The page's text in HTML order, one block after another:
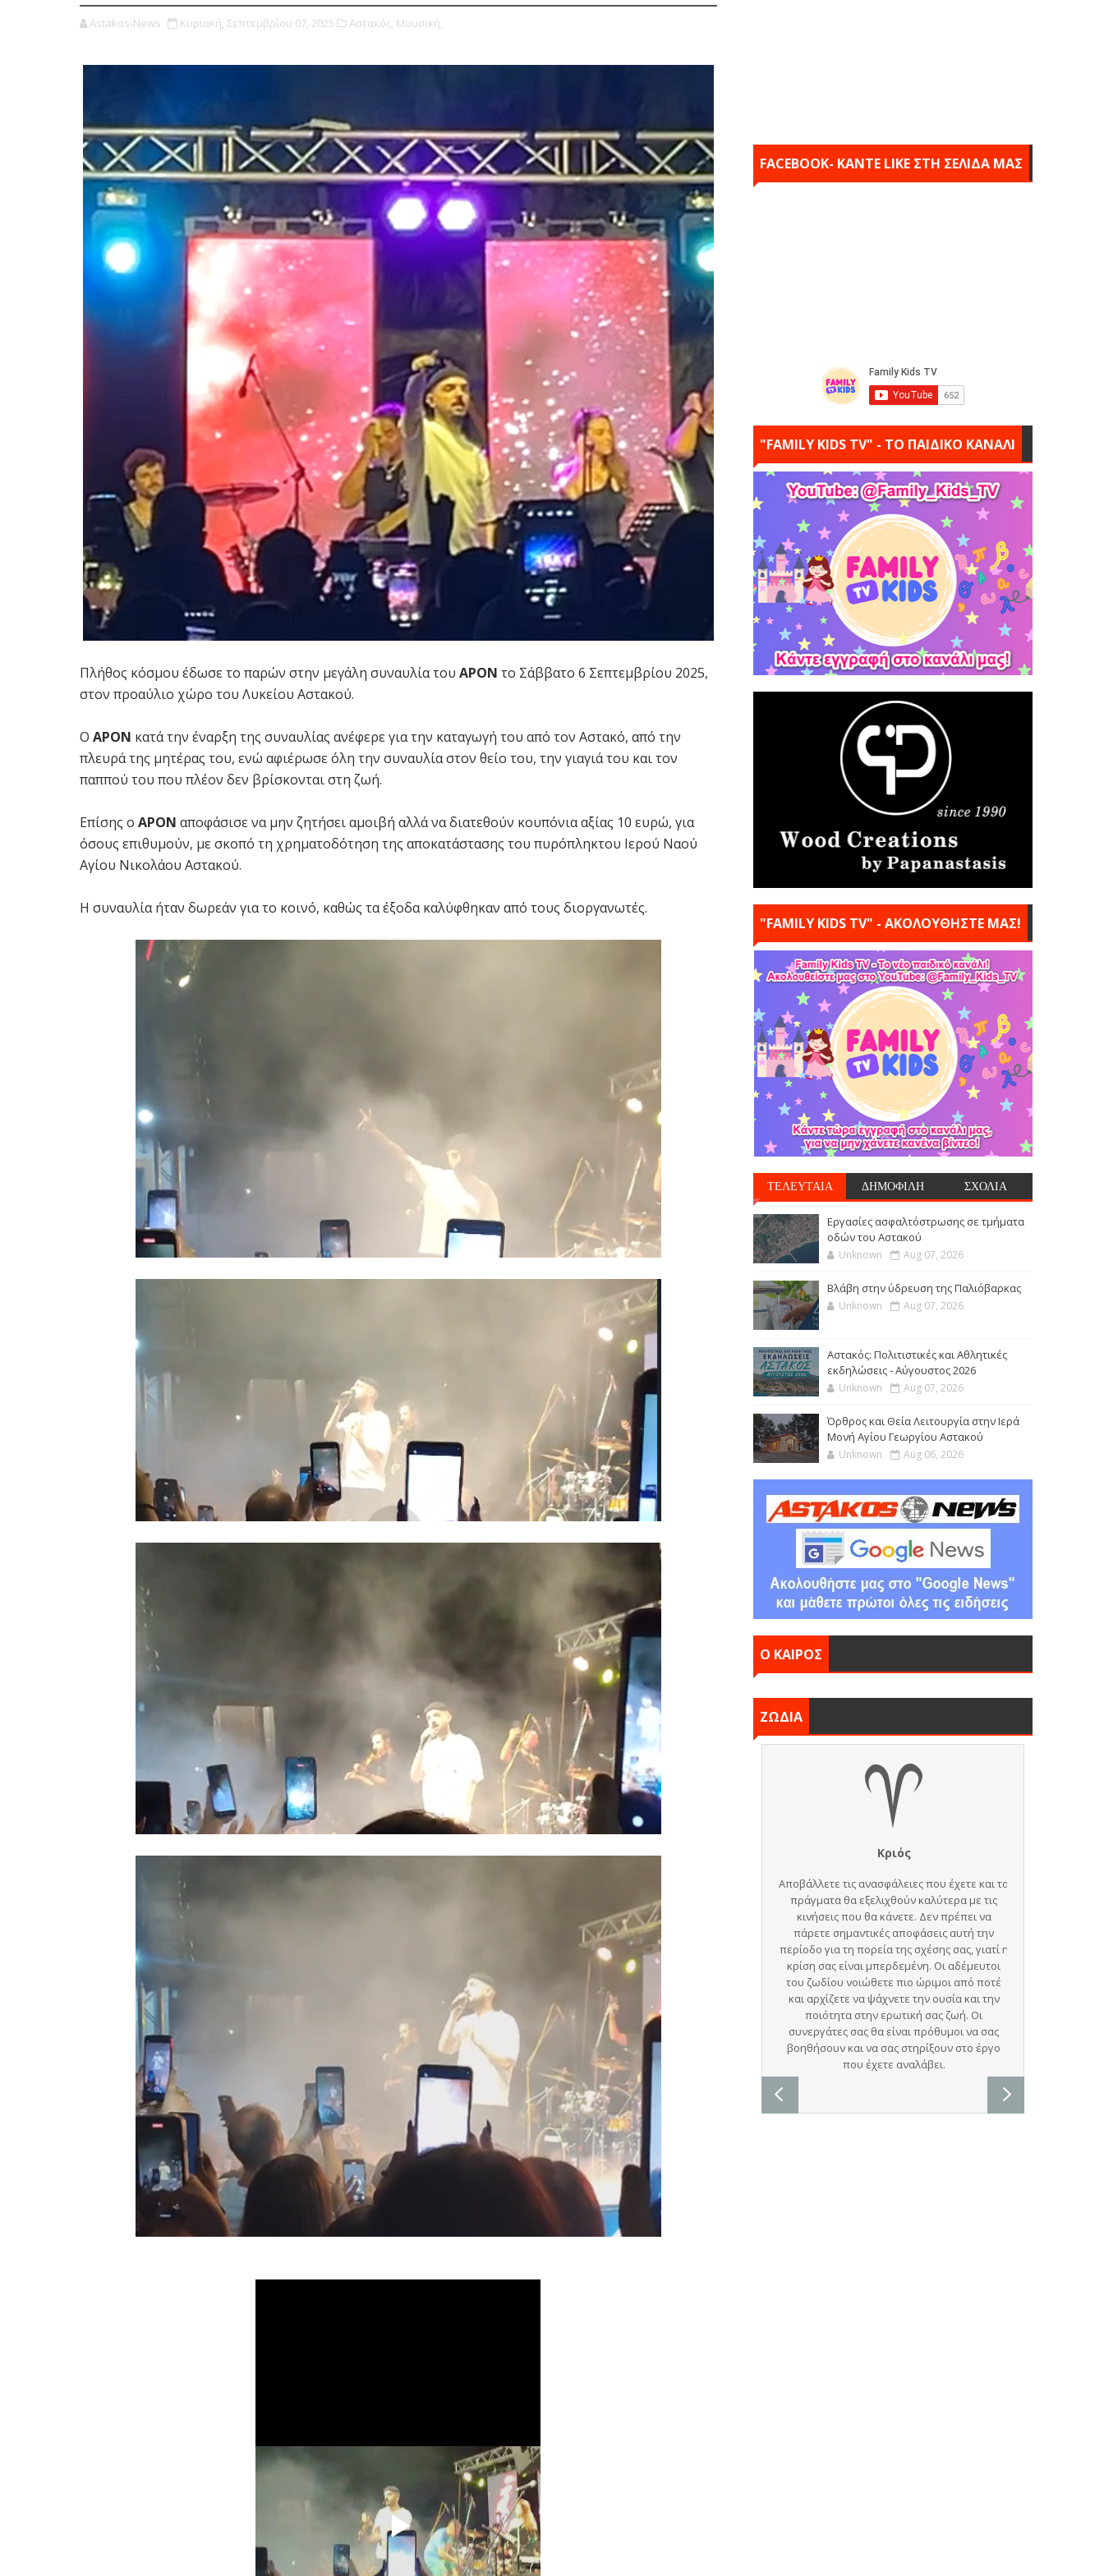
Astakos-News Κυριακή, Σεπτεμβρίου 07, 2025 Αστακός, Μουσική,
Πλήθος κόσμου έδωσε το παρών στην μεγάλη συναυλία του APON το Σάββατο 6 Σεπτεμβρίου 2025,
στον προαύλιο χώρο του Λυκείου Αστακού.
Ο APON κατά την έναρξη της συναυλίας ανέφερε για την καταγωγή του από τον Αστακό, από την
πλευρά της μητέρας του, ενώ αφιέρωσε όλη την συναυλία στον θείο του, την γιαγιά του και τον
παππού του που πλέον δεν βρίσκονται στη ζωή.
Επίσης ο APON αποφάσισε να μην ζητήσει αμοιβή αλλά να διατεθούν κουπόνια αξίας 10 ευρώ, για
όσους επιθυμούν, με σκοπό τη χρηματοδότηση της αποκατάστασης του πυρόπληκτου Ιερού Ναού
Αγίου Νικολάου Αστακού.
Η συναυλία ήταν δωρεάν για το κοινό, καθώς τα έξοδα καλύφθηκαν από τους διοργανωτές.
FACEBOOK- KANTE LIKE ΣΤΗ ΣΕΛΙΔΑ ΜΑΣ
"FAMILY KIDS TV" - ΤΟ ΠΑΙΔΙΚΟ ΚΑΝΑΛΙ
"FAMILY KIDS TV" - ΑΚΟΛΟΥΘΗΣΤΕ ΜΑΣ!
ΤΕΛΕΥΤΑΙΑ ΔΗΜΟΦΙΛΗ ΣΧΟΛΙΑ
Εργασίες ασφαλτόστρωσης σε τμήματα
οδών του Αστακού
Unknown Aug 07, 2026
Βλάβη στην ύδρευση της Παλιόβαρκας
Unknown Aug 07, 2026
Αστακός: Πολιτιστικές και Αθλητικές
εκδηλώσεις - Αύγουστος 2026
Unknown Aug 07, 2026
Όρθρος και Θεία Λειτουργία στην Ιερά
Μονή Αγίου Γεωργίου Αστακού
Unknown Aug 06, 2026
Ο ΚΑΙΡΟΣ
ΖΩΔΙΑ